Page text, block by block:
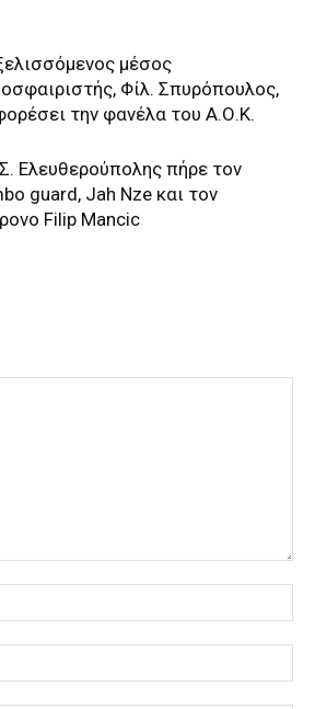
μέσος
Φίλ. Σπυρόπουλος,
την φανέλα του Α.Ο.Κ.
Ελευθερούπολης πήρε τον
guard, Jah Nze και τον
Filip Mancic